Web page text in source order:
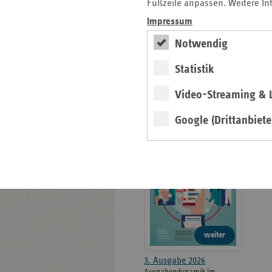
Fußzeile anpassen. Weitere
Impressum
Notwendig
Statistik
Video-Streaming &
Google
Informationen
Der vdek
Karriere
Die GKV
ePaper
weiter
3. Ausgabe 2026